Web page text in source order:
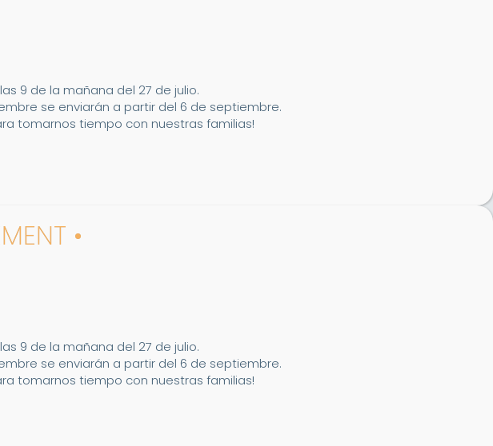
9 de la mañana del 27 de julio.
se enviarán a partir del 6 de septiembre.
tomarnos tiempo con nuestras familias!
•
9 de la mañana del 27 de julio.
se enviarán a partir del 6 de septiembre.
tomarnos tiempo con nuestras familias!